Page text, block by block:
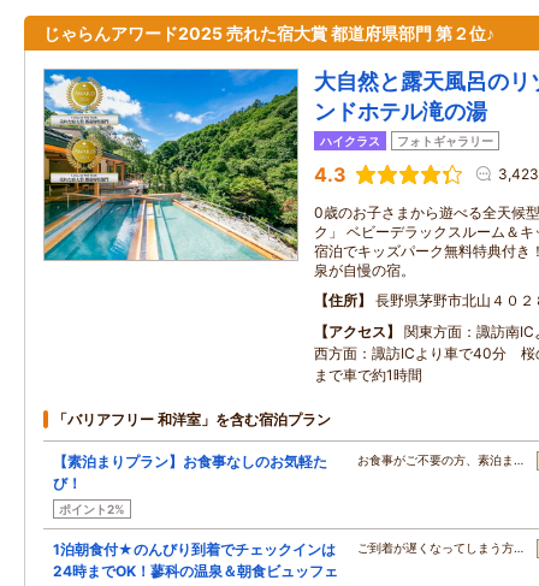
じゃらんアワード2025 売れた宿大賞 都道府県部門 第２位♪
大自然と露天風呂の
ンドホテル滝の湯
ハイクラス フォトギャラリー
4.3
0歳のお子さまから遊べる全天候
ク」 ベビーデラックスルーム＆
宿泊でキッズパーク無料特典付き
泉が自慢の宿。
住所
長野県茅野市北山４０２
アクセス
関東方面：諏訪南
西方面：諏訪ICより車で40分 桜
まで車で約1時間
「バリアフリー 和洋室」を含む宿泊プラン
【素泊まりプラン】お食事なしのお気軽た
び！
ポイント2%
お食事がご不要の方、素泊ま…
1泊朝食付★のんびり到着でチェックインは
24時までOK！蓼科の温泉＆朝食ビュッフェ
ご到着が遅くなってしまう方…